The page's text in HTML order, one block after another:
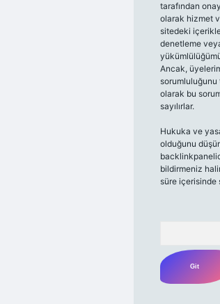
tarafından
olarak hizmet
sitedeki
denetleme
Ancak,
sorumluluğunu
olarak bu
sayılırlar.
Hukuka ve
olduğunu
bildirmeniz
süre içerisinde